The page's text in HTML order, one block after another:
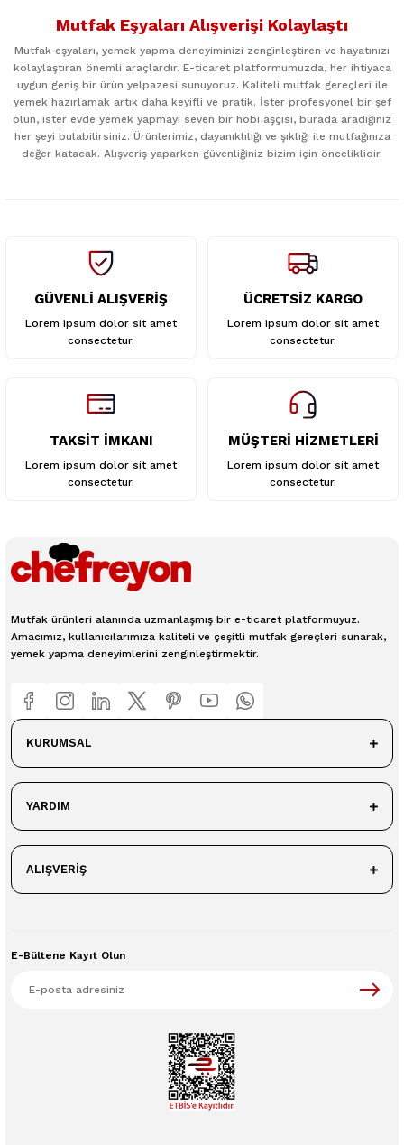
kullanarak tarafımıza iletebilirsiniz.
Ürün resmi kalitesiz, bozuk veya görüntülenemiyor.
Ürün açıklamasında eksik bilgiler bulunuyor.
Ürün bilgilerinde hatalar bulunuyor.
Ürün fiyatı diğer sitelerden daha pahalı.
Mutfak Eşyaları Alışverişi Kolaylaştı
Mutfak eşyaları, yemek yapma deneyiminizi zenginleştiren ve hayatınızı
kolaylaştıran önemli araçlardır. E-ticaret platformumuzda, her ihtiyaca
uygun geniş bir ürün yelpazesi sunuyoruz. Kaliteli mutfak gereçleri ile
yemek hazırlamak artık daha keyifli ve pratik. İster profesyonel bir şef
olun, ister evde yemek yapmayı seven bir hobi aşçısı, burada aradığınız
her şeyi bulabilirsiniz. Ürünlerimiz, dayanıklılığı ve şıklığı ile mutfağınıza
değer katacak. Alışveriş yaparken güvenliğiniz bizim için önceliklidir.
GÜVENLİ ALIŞVERİŞ
Lorem ipsum dolor sit amet
consectetur.
ÜCRETSİZ KARGO
Lorem ipsum dolor sit amet
consectetur.
TAKSİT İMKANI
Lorem ipsum dolor sit amet
consectetur.
MÜŞTERİ HİZMETLERİ
Lorem ipsum dolor sit amet
consectetur.
Mutfak ürünleri alanında uzmanlaşmış bir e-ticaret platformuyuz.
Amacımız, kullanıcılarımıza kaliteli ve çeşitli mutfak gereçleri sunarak,
yemek yapma deneyimlerini zenginleştirmektir.
KURUMSAL
YARDIM
ALIŞVERİŞ
E-Bültene Kayıt Olun